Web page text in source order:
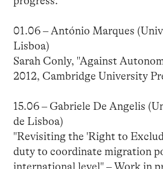
01.06 – António Marques
Lisboa)
Sarah Conly, "Against
2012, Cambridge University
15.06 – Gabriele De Angelis
de Lisboa)
"Revisiting the 'Right to
duty to coordinate migration
international level" – Work in